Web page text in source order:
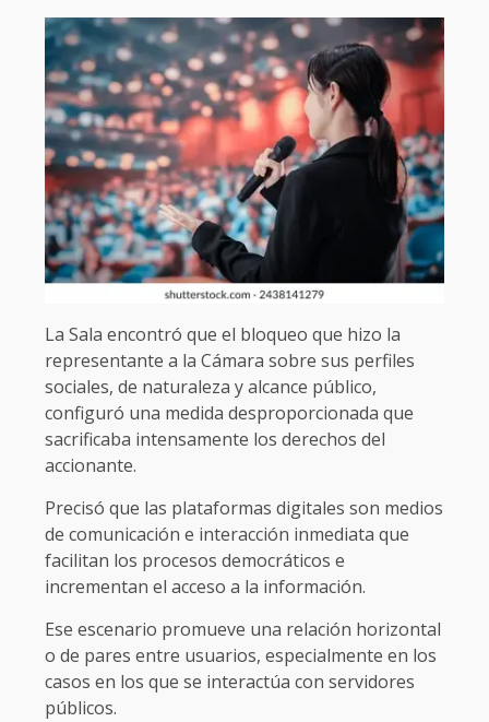
La Sala encontró que el bloqueo que hizo la
representante a la Cámara sobre sus perfiles
sociales, de naturaleza y alcance público,
configuró una medida desproporcionada que
sacrificaba intensamente los derechos del
accionante.
Precisó que las plataformas digitales son medios
de comunicación e interacción inmediata que
facilitan los procesos democráticos e
incrementan el acceso a la información.
Ese escenario promueve una relación horizontal
o de pares entre usuarios, especialmente en los
casos en los que se interactúa con servidores
públicos.